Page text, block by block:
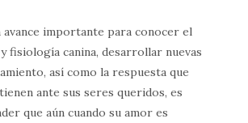
avance importante para conocer el
fisiología canina, desarrollar nuevas
así como la respuesta que
ante sus seres queridos, es
que aún cuando su amor es